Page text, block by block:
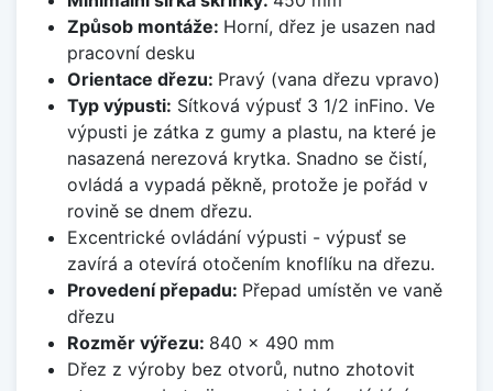
Způsob montáže: Horní, dřez je usazen nad
pracovní desku
Orientace dřezu: Pravý (vana dřezu vpravo)
Typ výpusti: Sítková výpusť 3 1/2 inFino. Ve
výpusti je zátka z gumy a plastu, na které je
nasazená nerezová krytka. Snadno se čistí,
ovládá a vypadá pěkně, protože je pořád v
rovině se dnem dřezu.
Excentrické ovládání výpusti - výpusť se
zavírá a otevírá otočením knoflíku na dřezu.
Provedení přepadu: Přepad umístěn ve vaně
dřezu
Rozměr výřezu: 840 x 490 mm
Dřez z výroby bez otvorů, nutno zhotovit